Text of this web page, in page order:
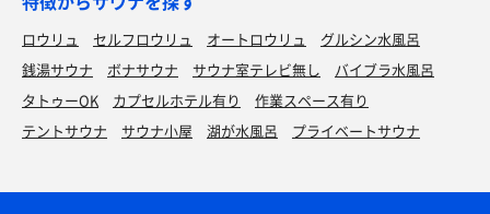
ロウリュ セルフロウリュ オートロウリュ
グルシン水風呂
銭湯サウナ
ボナサウナ サウナ室テレビ無し
バイブラ水風呂
タトゥーOK
カプセルホテル有り
作業スペース有り
テントサウナ
サウナ小屋 湖が水風呂 プライベートサウナ